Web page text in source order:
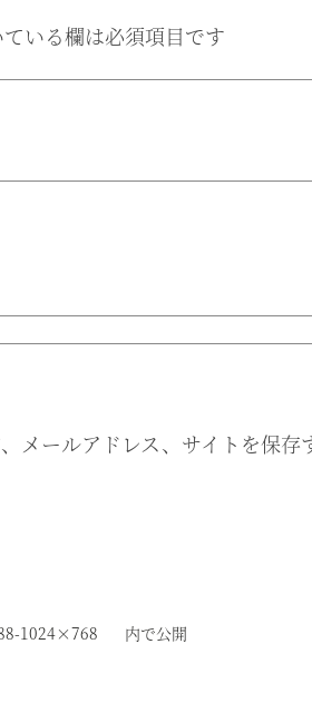
いる欄は必須項目です
メールアドレス、サイトを保存
1024×768 内で公開